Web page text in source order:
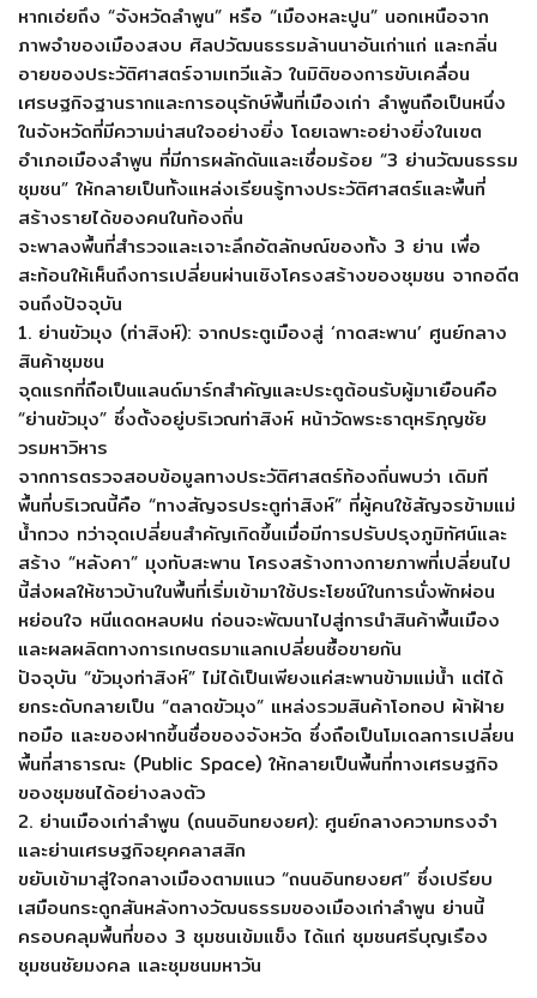
หากเอ่ยถึง “จังหวัดลำพูน” หรือ “เมืองหละปูน” นอกเหนือจาก
ภาพจำของเมืองสงบ ศิลปวัฒนธรรมล้านนาอันเก่าแก่ และกลิ่น
อายของประวัติศาสตร์จามเทวีแล้ว ในมิติของการขับเคลื่อน
เศรษฐกิจฐานรากและการอนุรักษ์พื้นที่เมืองเก่า ลำพูนถือเป็นหนึ่ง
ในจังหวัดที่มีความน่าสนใจอย่างยิ่ง โดยเฉพาะอย่างยิ่งในเขต
อำเภอเมืองลำพูน ที่มีการผลักดันและเชื่อมร้อย “3 ย่านวัฒนธรรม
ชุมชน” ให้กลายเป็นทั้งแหล่งเรียนรู้ทางประวัติศาสตร์และพื้นที่
สร้างรายได้ของคนในท้องถิ่น
จะพาลงพื้นที่สำรวจและเจาะลึกอัตลักษณ์ของทั้ง 3 ย่าน เพื่อ
สะท้อนให้เห็นถึงการเปลี่ยนผ่านเชิงโครงสร้างของชุมชน จากอดีต
จนถึงปัจจุบัน
1. ย่านขัวมุง (ท่าสิงห์): จากประตูเมืองสู่ ‘กาดสะพาน’ ศูนย์กลาง
สินค้าชุมชน
จุดแรกที่ถือเป็นแลนด์มาร์กสำคัญและประตูต้อนรับผู้มาเยือนคือ
“ย่านขัวมุง” ซึ่งตั้งอยู่บริเวณท่าสิงห์ หน้าวัดพระธาตุหริภุญชัย
วรมหาวิหาร
จากการตรวจสอบข้อมูลทางประวัติศาสตร์ท้องถิ่นพบว่า เดิมที
พื้นที่บริเวณนี้คือ “ทางสัญจรประตูท่าสิงห์” ที่ผู้คนใช้สัญจรข้ามแม่
น้ำกวง ทว่าจุดเปลี่ยนสำคัญเกิดขึ้นเมื่อมีการปรับปรุงภูมิทัศน์และ
สร้าง “หลังคา” มุงทับสะพาน โครงสร้างทางกายภาพที่เปลี่ยนไป
นี้ส่งผลให้ชาวบ้านในพื้นที่เริ่มเข้ามาใช้ประโยชน์ในการนั่งพักผ่อน
หย่อนใจ หนีแดดหลบฝน ก่อนจะพัฒนาไปสู่การนำสินค้าพื้นเมือง
และผลผลิตทางการเกษตรมาแลกเปลี่ยนซื้อขายกัน
ปัจจุบัน “ขัวมุงท่าสิงห์” ไม่ได้เป็นเพียงแค่สะพานข้ามแม่น้ำ แต่ได้
ยกระดับกลายเป็น “ตลาดขัวมุง” แหล่งรวมสินค้าโอทอป ผ้าฝ้าย
ทอมือ และของฝากขึ้นชื่อของจังหวัด ซึ่งถือเป็นโมเดลการเปลี่ยน
พื้นที่สาธารณะ (Public Space) ให้กลายเป็นพื้นที่ทางเศรษฐกิจ
ของชุมชนได้อย่างลงตัว
2. ย่านเมืองเก่าลำพูน (ถนนอินทยงยศ): ศูนย์กลางความทรงจำ
และย่านเศรษฐกิจยุคคลาสสิก
ขยับเข้ามาสู่ใจกลางเมืองตามแนว “ถนนอินทยงยศ” ซึ่งเปรียบ
เสมือนกระดูกสันหลังทางวัฒนธรรมของเมืองเก่าลำพูน ย่านนี้
ครอบคลุมพื้นที่ของ 3 ชุมชนเข้มแข็ง ได้แก่ ชุมชนศรีบุญเรือง
ชุมชนชัยมงคล และชุมชนมหาวัน